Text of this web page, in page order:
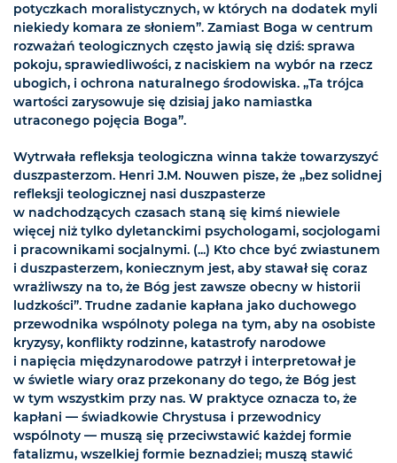
potyczkach moralistycznych, w których na dodatek myli
niekiedy komara ze słoniem”. Zamiast Boga w centrum
rozważań teologicznych często jawią się dziś: sprawa
pokoju, sprawiedliwości, z naciskiem na wybór na rzecz
ubogich, i ochrona naturalnego środowiska. „Ta trójca
wartości zarysowuje się dzisiaj jako namiastka
utraconego pojęcia Boga”.
Wytrwała refleksja teologiczna winna także towarzyszyć
duszpasterzom. Henri J.M. Nouwen pisze, że „bez solidnej
refleksji teologicznej nasi duszpasterze
w nadchodzących czasach staną się kimś niewiele
więcej niż tylko dyletanckimi psychologami, socjologami
i pracownikami socjalnymi. (...) Kto chce być zwiastunem
i duszpasterzem, koniecznym jest, aby stawał się coraz
wrażliwszy na to, że Bóg jest zawsze obecny w historii
ludzkości”. Trudne zadanie kapłana jako duchowego
przewodnika wspólnoty polega na tym, aby na osobiste
kryzysy, konflikty rodzinne, katastrofy narodowe
i napięcia międzynarodowe patrzył i interpretował je
w świetle wiary oraz przekonany do tego, że Bóg jest
w tym wszystkim przy nas. W praktyce oznacza to, że
kapłani — świadkowie Chrystusa i przewodnicy
wspólnoty — muszą się przeciwstawić każdej formie
fatalizmu, wszelkiej formie beznadziei; muszą stawić